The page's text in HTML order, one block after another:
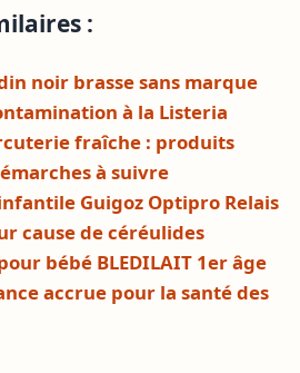
:
noir brasse sans marque
à la Listeria
fraîche : produits
à suivre
Guigoz Optipro Relais
cause de céréulides
bébé BLEDILAIT 1er âge
accrue pour la santé des